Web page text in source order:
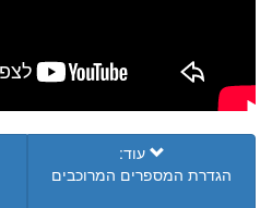
עוד:
הגדרת המספרים המרוכבים